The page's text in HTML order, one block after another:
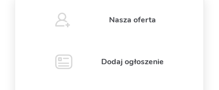
Nasza oferta
Dodaj ogłoszenie